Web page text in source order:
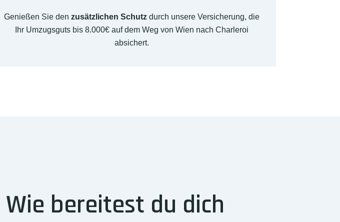
Genießen Sie den zusätzlichen Schutzdurch unsere Versicherung, die
Ihr Umzugsguts bis 8.000€ auf dem Weg von Wien nach Charleroi
absichert.
bereitest du dich